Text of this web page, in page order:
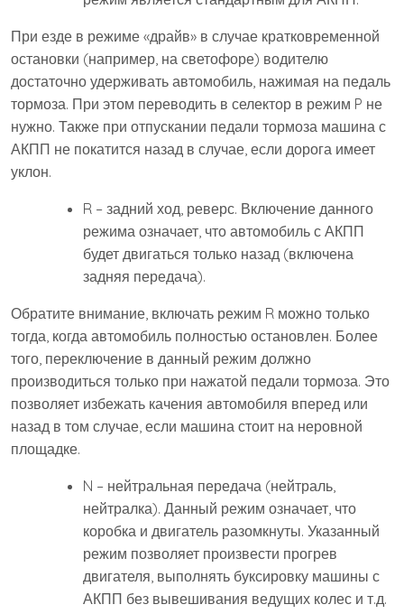
При езде в режиме «драйв» в случае кратковременной
остановки (например, на светофоре) водителю
достаточно удерживать автомобиль, нажимая на педаль
тормоза. При этом переводить в селектор в режим P не
нужно. Также при отпускании педали тормоза машина с
АКПП не покатится назад в случае, если дорога имеет
уклон.
R – задний ход, реверс. Включение данного
режима означает, что автомобиль с АКПП
будет двигаться только назад (включена
задняя передача).
Обратите внимание, включать режим R можно только
тогда, когда автомобиль полностью остановлен. Более
того, переключение в данный режим должно
производиться только при нажатой педали тормоза. Это
позволяет избежать качения автомобиля вперед или
назад в том случае, если машина стоит на неровной
площадке.
N – нейтральная передача (нейтраль,
нейтралка). Данный режим означает, что
коробка и двигатель разомкнуты. Указанный
режим позволяет произвести прогрев
двигателя, выполнять буксировку машины с
АКПП без вывешивания ведущих колес и т.д.